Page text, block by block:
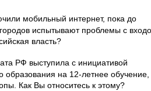
мобильный интернет, пока до
испытывают проблемы с
власть?
РФ выступила с инициативой
образования на 12-летнее обучение,
Как Вы относитесь к этому?